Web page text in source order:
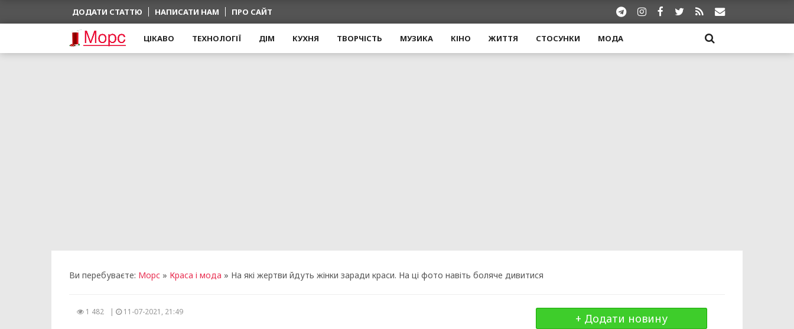
ДОДАТИ СТАТТЮ НАПИСАТИ НАМ ПРО САЙТ
ЦІКАВО ТЕХНОЛОГІЇ ДІМ КУХНЯ ТВОРЧІСТЬ МУЗИКА КІНО ЖИТТЯ СТОСУНКИ МОДА
Ви перебуваєте: Морс » Краса і мода » На які жертви йдуть жінки заради краси. На ці фото навіть боляче дивитися
1 482 | 11-07-2021, 21:49 + Додати новину